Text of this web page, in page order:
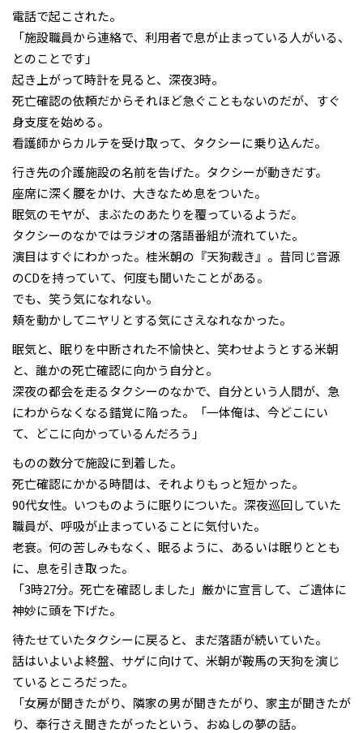
電話で起こされた。
「施設職員から連絡で、利用者で息が止まっている人がいる、
とのことです」
起き上がって時計を見ると、深夜3時。
死亡確認の依頼だからそれほど急ぐこともないのだが、すぐ
身支度を始める。
看護師からカルテを受け取って、タクシーに乗り込んだ。
行き先の介護施設の名前を告げた。タクシーが動きだす。
座席に深く腰をかけ、大きなため息をついた。
眠気のモヤが、まぶたのあたりを覆っているようだ。
タクシーのなかではラジオの落語番組が流れていた。
演目はすぐにわかった。桂米朝の『天狗裁き』。昔同じ音源
のCDを持っていて、何度も聞いたことがある。
でも、笑う気になれない。
頬を動かしてニヤリとする気にさえなれなかった。
眠気と、眠りを中断された不愉快と、笑わせようとする米朝
と、誰かの死亡確認に向かう自分と。
深夜の都会を走るタクシーのなかで、自分という人間が、急
にわからなくなる錯覚に陥った。「一体俺は、今どこにい
て、どこに向かっているんだろう」
ものの数分で施設に到着した。
死亡確認にかかる時間は、それよりもっと短かった。
90代女性。いつものように眠りについた。深夜巡回していた
職員が、呼吸が止まっていることに気付いた。
老衰。何の苦しみもなく、眠るように、あるいは眠りととも
に、息を引き取った。
「3時27分。死亡を確認しました」厳かに宣言して、ご遺体に
神妙に頭を下げた。
待たせていたタクシーに戻ると、まだ落語が続いていた。
話はいよいよ終盤、サゲに向けて、米朝が鞍馬の天狗を演じ
ているところだった。
「女房が聞きたがり、隣家の男が聞きたがり、家主が聞きたが
り、奉行さえ聞きたがったという、おぬしの夢の話。